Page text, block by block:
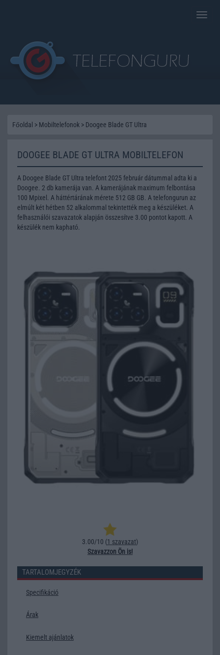
Toggle
Főoldal > Mobiltelefonok > Doogee Blade GT Ultra
DOOGEE BLADE GT ULTRA MOBILTELEFON
A Doogee Blade GT Ultra telefont 2025 február dátummal adta ki a
Doogee. 2 db kamerája van. A kamerájának maximum felbontása
100 Mpixel. A háttértárának mérete 512 GB GB. A telefongurun az
elmúlt két hétben 52 alkalommal tekintették meg a készüléket. A
felhasználói szavazatok alapján összesítve 3.00 pontot kapott. A
készülék nem kapható.
3.00/10 (1 szavazat)
Szavazzon Ön is!
TARTALOMJEGYZÉK
Specifikáció
Árak
Kiemelt ajánlatok